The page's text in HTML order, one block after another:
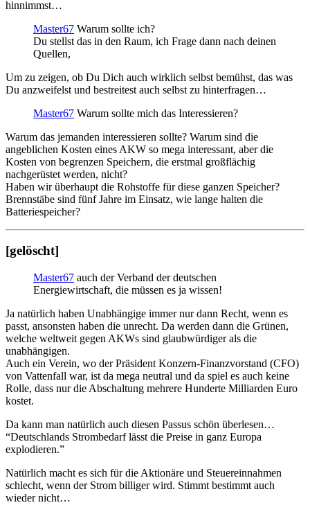
hinnimmst…
Master67 Warum sollte ich?
Du stellst das in den Raum, ich Frage dann nach deinen
Quellen,
Um zu zeigen, ob Du Dich auch wirklich selbst bemühst, das was
Du anzweifelst und bestreitest auch selbst zu hinterfragen…
Master67 Warum sollte mich das Interessieren?
Warum das jemanden interessieren sollte? Warum sind die
angeblichen Kosten eines AKW so mega interessant, aber die
Kosten von begrenzen Speichern, die erstmal großflächig
nachgerüstet werden, nicht?
Haben wir überhaupt die Rohstoffe für diese ganzen Speicher?
Brennstäbe sind fünf Jahre im Einsatz, wie lange halten die
Batteriespeicher?
[gelöscht]
Master67 auch der Verband der deutschen
Energiewirtschaft, die müssen es ja wissen!
Ja natürlich haben Unabhängige immer nur dann Recht, wenn es
passt, ansonsten haben die unrecht. Da werden dann die Grünen,
welche weltweit gegen AKWs sind glaubwürdiger als die
unabhängigen.
Auch ein Verein, wo der Präsident Konzern-Finanzvorstand (CFO)
von Vattenfall war, ist da mega neutral und da spiel es auch keine
Rolle, dass nur die Abschaltung mehrere Hunderte Milliarden Euro
kostet.
Da kann man natürlich auch diesen Passus schön überlesen…
“Deutschlands Strombedarf lässt die Preise in ganz Europa
explodieren.”
Natürlich macht es sich für die Aktionäre und Steuereinnahmen
schlecht, wenn der Strom billiger wird. Stimmt bestimmt auch
wieder nicht…